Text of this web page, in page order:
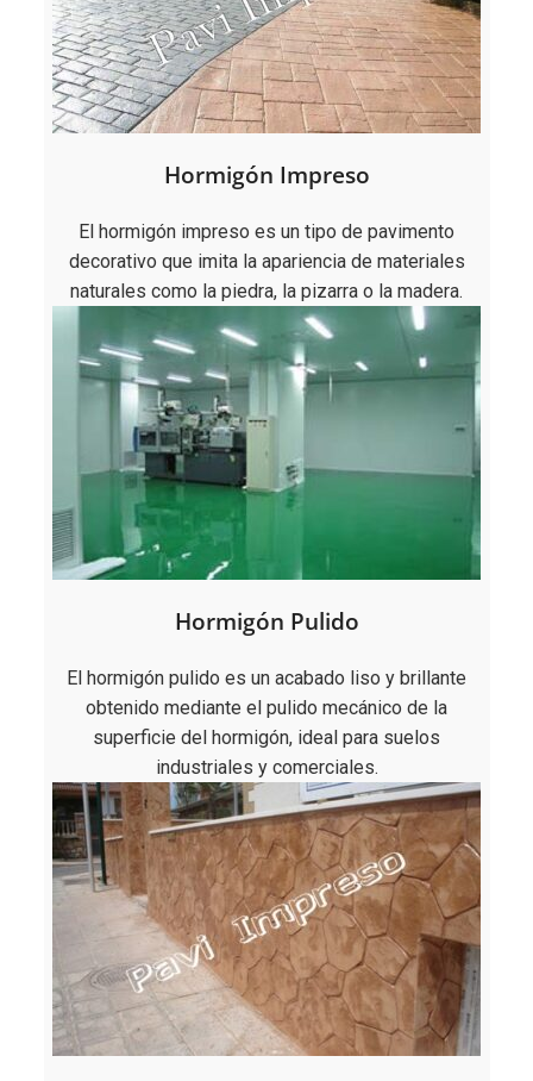
Hormigón Impreso
El hormigón impreso es un tipo de pavimento
decorativo que imita la apariencia de materiales
naturales como la piedra, la pizarra o la madera.
Hormigón Pulido
El hormigón pulido es un acabado liso y brillante
obtenido mediante el pulido mecánico de la
superficie del hormigón, ideal para suelos
industriales y comerciales.